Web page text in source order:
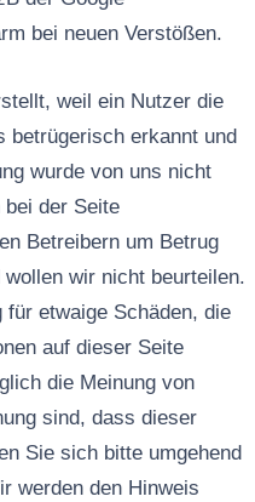
bei neuen Verstößen.
weil ein Nutzer die
betrügerisch erkannt und
wurde von uns nicht
der Seite
Betreibern um Betrug
wir nicht beurteilen.
etwaige Schäden, die
auf dieser Seite
die Meinung von
sind, dass dieser
Sie sich bitte umgehend
werden den Hinweis